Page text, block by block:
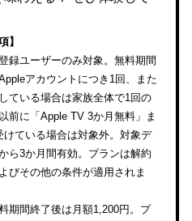
】
録ユーザーのみ対象。無料期間
アカウントにつき1回、また
ている場合は家族全体で1回の
前に「Apple TV 3か月無料」ま
ている場合は対象外。対象デ
ら3か月間有効。プランは解約
びその他の条件が適用されま
期間終了後は月額1,200円。プ